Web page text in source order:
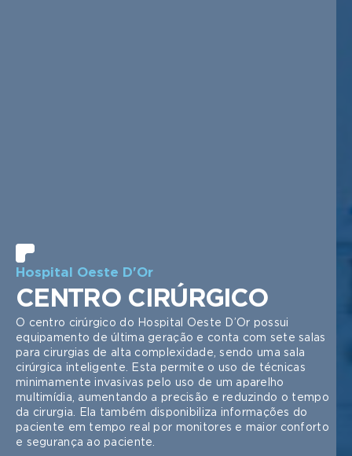
Hospital Oeste D'Or
CENTRO CIRÚRGICO
O centro cirúrgico do Hospital Oeste D’Or possui
equipamento de última geração e conta com sete salas
para cirurgias de alta complexidade, sendo uma sala
cirúrgica inteligente. Esta permite o uso de técnicas
minimamente invasivas pelo uso de um aparelho
multimídia, aumentando a precisão e reduzindo o tempo
da cirurgia. Ela também disponibiliza informações do
paciente em tempo real por monitores e maior conforto
e segurança ao paciente.